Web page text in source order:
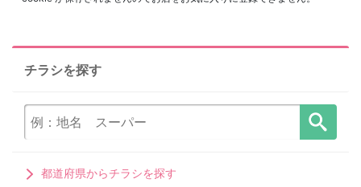
チラシを探す
都道府県からチラシを探す